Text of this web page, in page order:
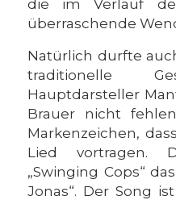
die im Verlauf
überraschende
Natürlich durfte
traditionelle
Hauptdarsteller
Brauer nicht
Markenzeichen,
Lied vortragen.
„Swinging Cops“
Jonas“. Der Song